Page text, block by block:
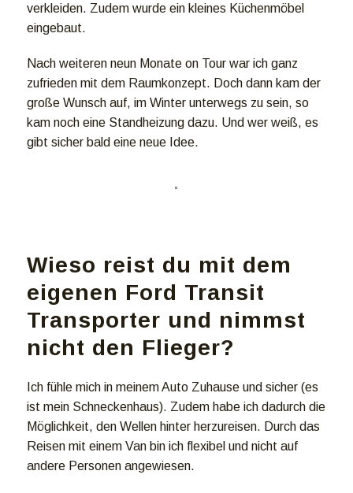
verkleiden. Zudem wurde ein kleines Küchenmöbel
eingebaut.
Nach weiteren neun Monate on Tour war ich ganz
zufrieden mit dem Raumkonzept. Doch dann kam der
große Wunsch auf, im Winter unterwegs zu sein, so
kam noch eine Standheizung dazu. Und wer weiß, es
gibt sicher bald eine neue Idee.
Wieso reist du mit dem
eigenen Ford Transit
Transporter und nimmst
nicht den Flieger?
Ich fühle mich in meinem Auto Zuhause und sicher (es
ist mein Schneckenhaus). Zudem habe ich dadurch die
Möglichkeit, den Wellen hinter herzureisen. Durch das
Reisen mit einem Van bin ich flexibel und nicht auf
andere Personen angewiesen.